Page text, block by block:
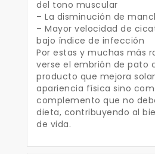
del tono muscular
– La disminución de
– Mayor velocidad de
bajo índice de infección
Por estas y muchas más
verse el embrión de pato
producto que mejora
apariencia física sino
complemento que no
dieta, contribuyendo al
de vida.